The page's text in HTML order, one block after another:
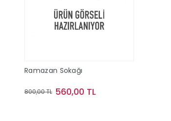
Ramazan Sokağı
800,00 TL 560,00 TL